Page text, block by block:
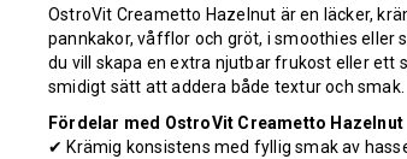
OstroVit Creametto Hazelnut är en läcker,
pannkakor, våfflor och gröt, i smoothies eller
du vill skapa en extra njutbar frukost eller
smidigt sätt att addera både textur och smak.
Fördelar med OstroVit Creametto Hazelnut
✔ Krämig konsistens med fyllig smak av